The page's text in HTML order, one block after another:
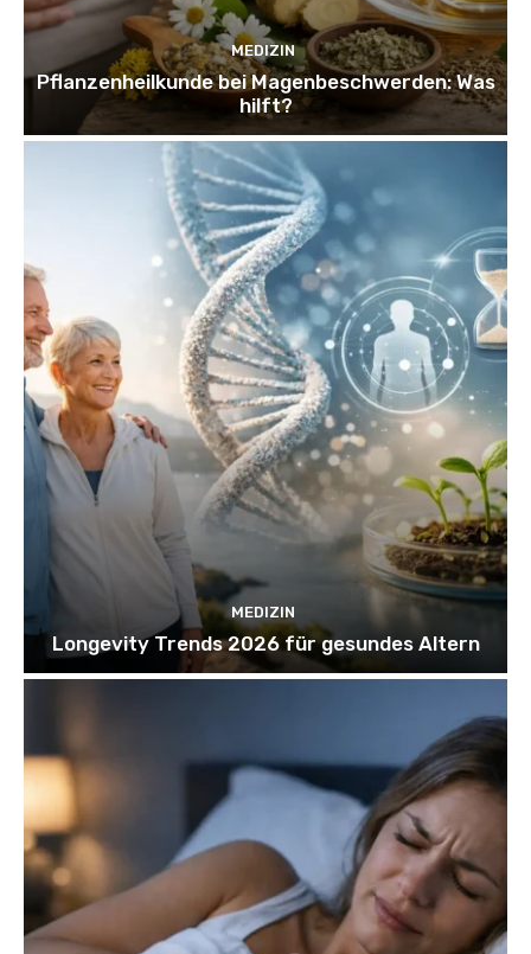
MEDIZIN
Pflanzenheilkunde bei Magenbeschwerden: Was
hilft?
MEDIZIN
Longevity Trends 2026 für gesundes Altern